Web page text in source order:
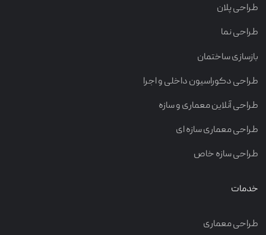
طراحی پلان
طراحی نما
بازسازی ساختمان
طراحی دکوراسیون داخلی و اجرا
طراحی آنلاین معماری و سازه
طراحی معماری سازه ای
طراحی سازه خاص
خدمات
طراحی معماری